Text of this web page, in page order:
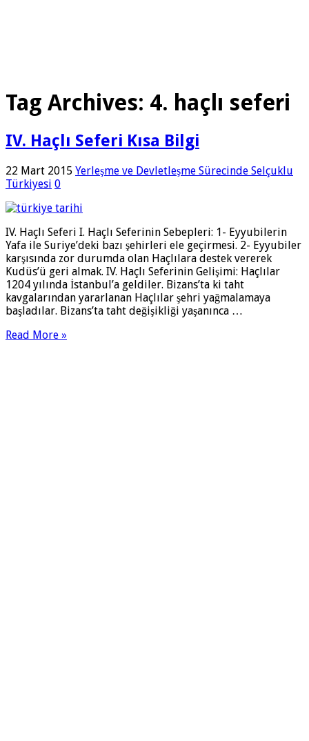
Tag Archives: 4. haçlı seferi
IV. Haçlı Seferi Kısa Bilgi
22 Mart 2015 Yerleşme ve Devletleşme Sürecinde Selçuklu
Türkiyesi 0
IV. Haçlı Seferi I. Haçlı Seferinin Sebepleri: 1- Eyyubilerin
Yafa ile Suriye’deki bazı şehirleri ele geçirmesi. 2- Eyyubiler
karşısında zor durumda olan Haçlılara destek vererek
Kudüs’ü geri almak. IV. Haçlı Seferinin Gelişimi: Haçlılar
1204 yılında İstanbul’a geldiler. Bizans’ta ki taht
kavgalarından yararlanan Haçlılar şehri yağmalamaya
başladılar. Bizans’ta taht değişikliği yaşanınca …
Read More »